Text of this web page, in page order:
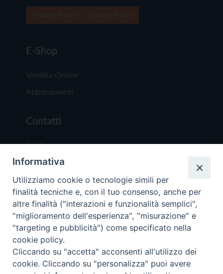
E-Shop
Vendita Online
Abbonamenti
Contatti
Chi Siamo
Redazione
Scrivici
Copyright © 2019 - Tutti i diritti riservati - Vita
Trentina Editrice
Informativa
Utilizziamo cookie o tecnologie simili per
finalità tecniche e, con il tuo consenso, anche per
altre finalità ("interazioni e funzionalità semplici",
"miglioramento dell'esperienza", "misurazione" e
"targeting e pubblicità") come specificato nella
cookie policy.
Cliccando su "accetta" acconsenti all'utilizzo dei
cookie. Cliccando su "personalizza" puoi avere